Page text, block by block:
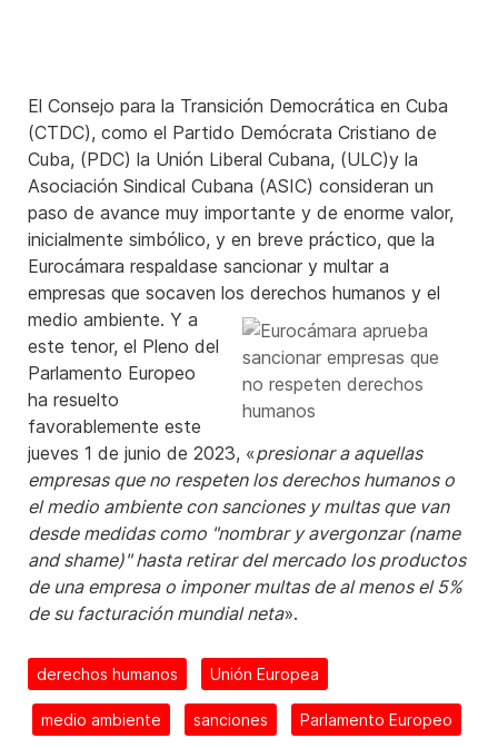
El Consejo para la Transición Democrática en Cuba
(CTDC), como el Partido Demócrata Cristiano de
Cuba, (PDC) la Unión Liberal Cubana, (ULC)y la
Asociación Sindical Cubana (ASIC) consideran un
paso de avance muy importante y de enorme valor,
inicialmente simbólico, y en breve práctico, que la
Eurocámara respaldase sancionar y multar a
empresas que socaven los derechos humanos y el
medio ambiente. Y a
este tenor, el Pleno del
Parlamento Europeo
ha resuelto
favorablemente este
jueves 1 de junio de 2023, «presionar a aquellas
empresas que no respeten los derechos humanos o
el medio ambiente con sanciones y multas que van
desde medidas como "nombrar y avergonzar (name
and shame)" hasta retirar del mercado los productos
de una empresa o imponer multas de al menos el 5%
de su facturación mundial neta».
derechos humanos Unión Europea
medio ambiente sanciones Parlamento Europeo